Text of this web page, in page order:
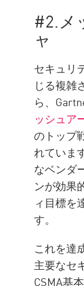
#2.メ
ャ
セキュリ
じる複雑
ら、
ッシュア
のトップ
れていま
なベンダ
ンが効果
ィ目標を
す。
これを達
主要なセ
CSMA基